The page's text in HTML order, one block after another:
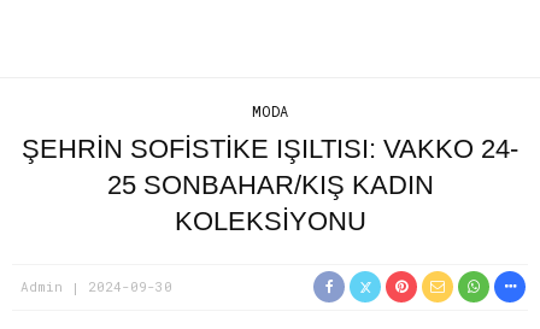
MODA
ŞEHRİN SOFİSTİKE IŞILTISI: VAKKO 24-
25 SONBAHAR/KIŞ KADIN
KOLEKSİYONU
Admin 2024-09-30